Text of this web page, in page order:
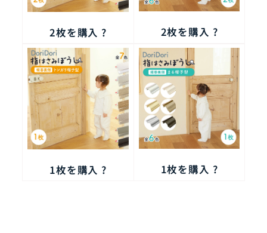
2枚を購入 ? 2枚を購入 ?
1枚を購入 ? 1枚を購入 ?